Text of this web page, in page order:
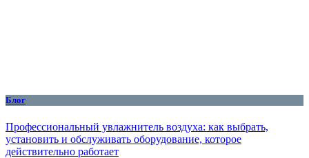
Блог
Профессиональный увлажнитель воздуха: как выбрать,
установить и обслуживать оборудование, которое
действительно работает